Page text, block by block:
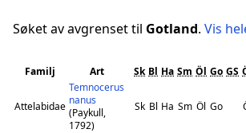
Søket av avgrenset til Gotland. Vis
Familj Art Sk Bl Ha Sm Öl Go GS
Attelabidae
Temnocerus
nanus
(Paykull,
1792)
Sk Bl Ha Sm Öl Go